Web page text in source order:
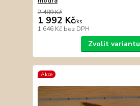
2 489 Kč
1 992 Kč/ks
1 646 Kč bez DPH
Zvolit variantu
Akce